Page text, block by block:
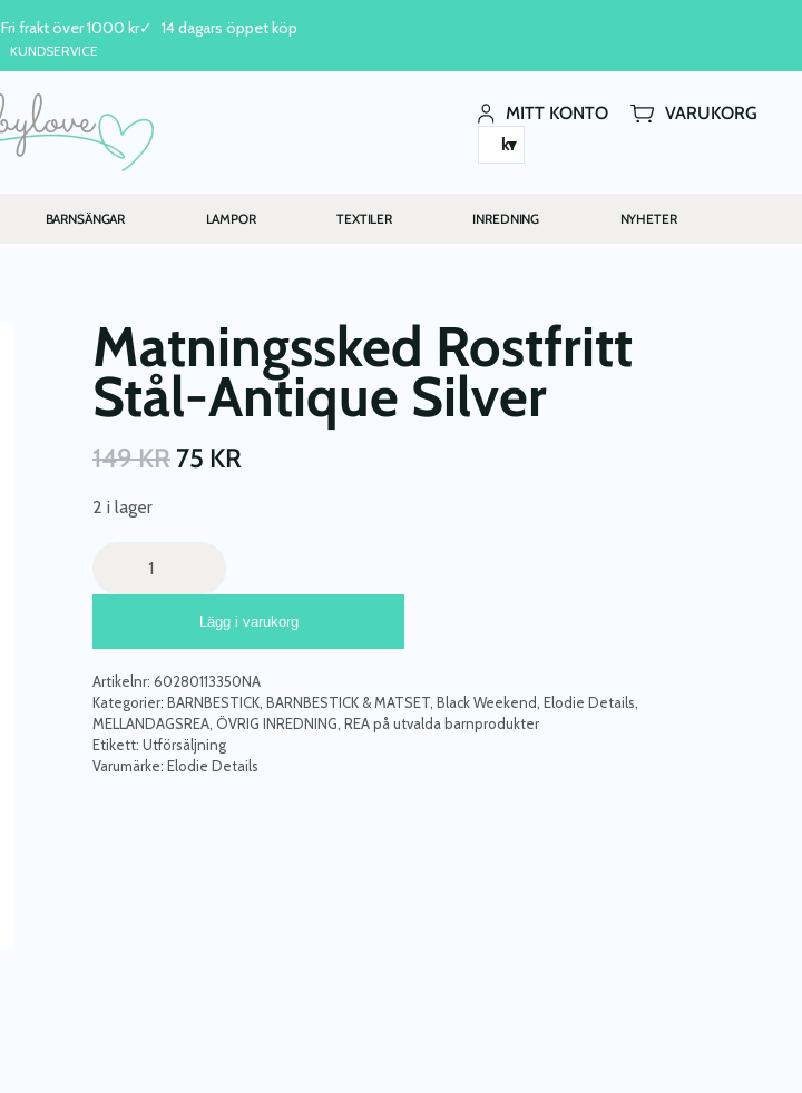
Fri frakt över 1000 kr 14 dagars öppet köp
KUNDSERVICE
MITT KONTO
VARUKORG
kr
BARNSÄNGAR LAMPOR TEXTILER INREDNING NYHETER
Matningssked Rostfritt
Stål-Antique Silver
149KR 75 KR
2 i lager
Rostfritt
Stål-
Silver
mängd
Lägg i varukorg
Artikelnr: 60280113350NA
Kategorier: BARNBESTICK BARNBESTICK & MATSET Black Weekend Elodie Details
MELLANDAGSREA ÖVRIG INREDNING REA på utvalda barnprodukter
Etikett: Utförsäljning
Varumärke: Elodie Details